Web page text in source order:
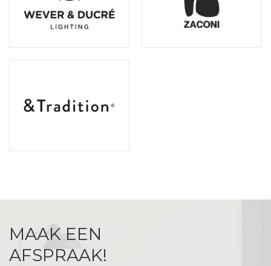
MAAK EEN
AFSPRAAK!